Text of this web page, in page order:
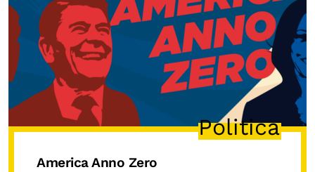
Politica
America Anno Zero